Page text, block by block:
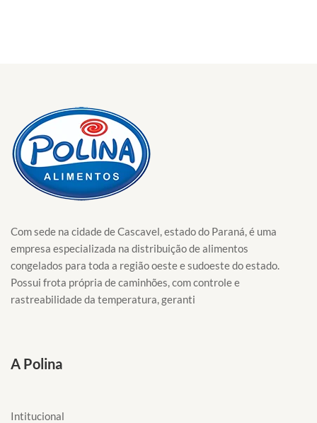
Com sede na cidade de Cascavel, estado do Paraná, é uma
empresa especializada na distribuição de alimentos
congelados para toda a região oeste e sudoeste do estado.
Possui frota própria de caminhões, com controle e
rastreabilidade da temperatura, geranti
A Polina
Intitucional